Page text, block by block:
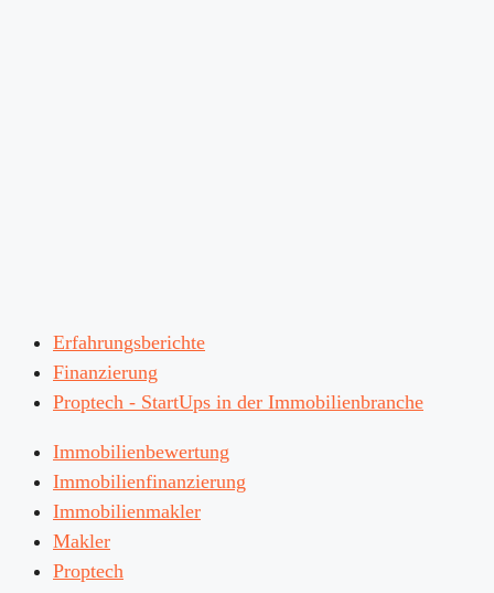
Erfahrungsberichte
Finanzierung
Proptech - StartUps in der Immobilienbranche
Immobilienbewertung
Immobilienfinanzierung
Immobilienmakler
Makler
Proptech